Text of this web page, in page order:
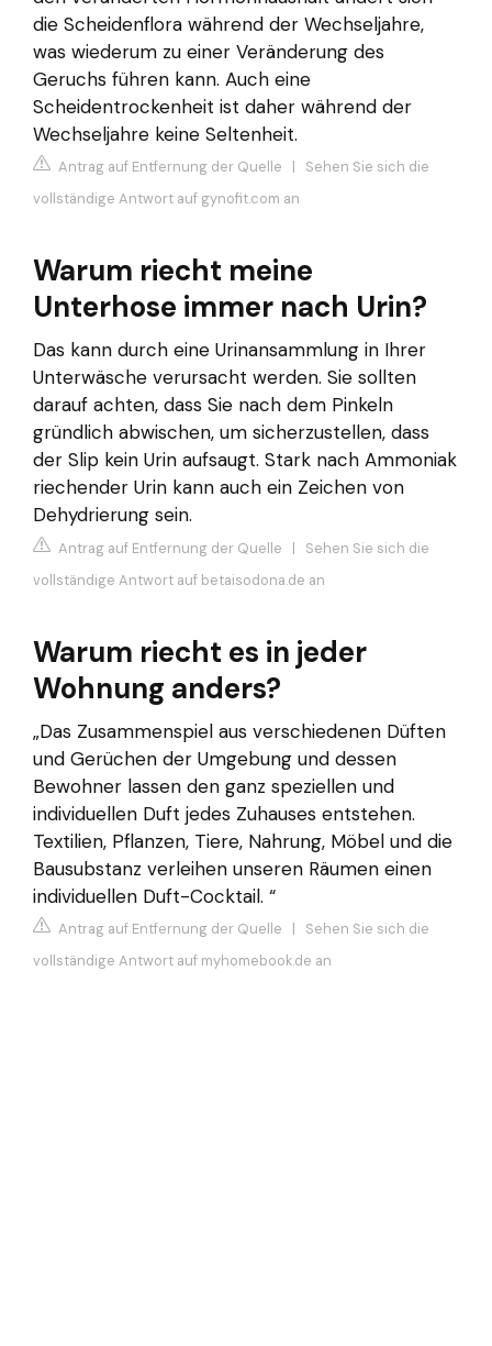
die Scheidenflora während der Wechseljahre,
was wiederum zu einer Veränderung des
Geruchs führen kann. Auch eine
Scheidentrockenheit ist daher während der
Wechseljahre keine Seltenheit.
Antrag auf Entfernung der Quelle | Sehen Sie sich die
vollständige Antwort auf gynofit.com an
Warum riecht meine
Unterhose immer nach Urin?
Das kann durch eine Urinansammlung in Ihrer
Unterwäsche verursacht werden. Sie sollten
darauf achten, dass Sie nach dem Pinkeln
gründlich abwischen, um sicherzustellen, dass
der Slip kein Urin aufsaugt. Stark nach Ammoniak
riechender Urin kann auch ein Zeichen von
Dehydrierung sein.
Antrag auf Entfernung der Quelle | Sehen Sie sich die
vollständige Antwort auf betaisodona.de an
Warum riecht es in jeder
Wohnung anders?
„Das Zusammenspiel aus verschiedenen Düften
und Gerüchen der Umgebung und dessen
Bewohner lassen den ganz speziellen und
individuellen Duft jedes Zuhauses entstehen.
Textilien, Pflanzen, Tiere, Nahrung, Möbel und die
Bausubstanz verleihen unseren Räumen einen
individuellen Duft-Cocktail. “
Antrag auf Entfernung der Quelle | Sehen Sie sich die
vollständige Antwort auf myhomebook.de an